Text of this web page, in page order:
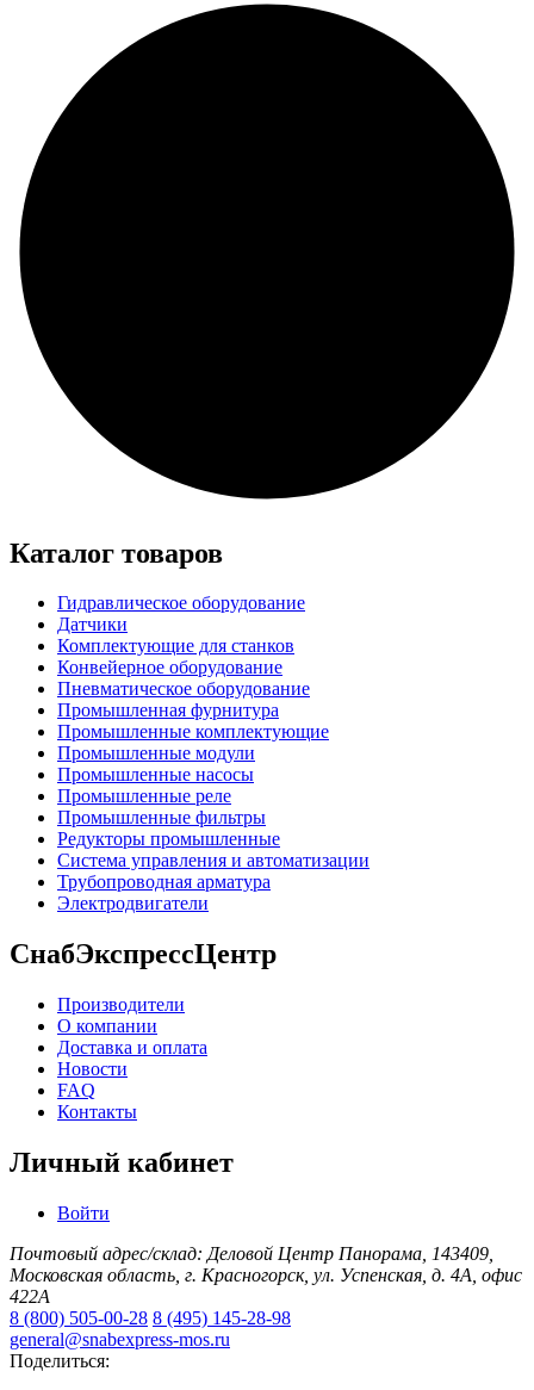
Каталог товаров
Гидравлическое оборудование
Датчики
Комплектующие для станков
Конвейерное оборудование
Пневматическое оборудование
Промышленная фурнитура
Промышленные комплектующие
Промышленные модули
Промышленные насосы
Промышленные реле
Промышленные фильтры
Редукторы промышленные
Система управления и автоматизации
Трубопроводная арматура
Электродвигатели
СнабЭкспрессЦентр
Производители
О компании
Доставка и оплата
Новости
FAQ
Контакты
Личный кабинет
Войти
Почтовый адрес/склад: Деловой Центр Панорама, 143409,
Московская область, г. Красногорск, ул. Успенская, д. 4А, офис
422А
8 (800) 505-00-28 8 (495) 145-28-98
general@snabexpress-mos.ru
Поделиться: